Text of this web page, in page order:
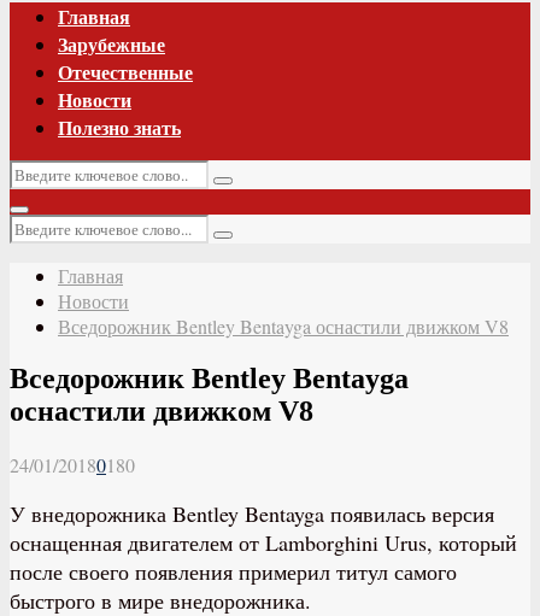
Главная
Зарубежные
Отечественные
Новости
Полезно знать
Искать:
Поиск
Основное
меню
Искать:
Поиск
Главная
Новости
Вседорожник Bentley Bentayga оснастили движком V8
Вседорожник Bentley Bentayga
оснастили движком V8
24/01/20180180
У внедорожника Bentley Bentayga появилась версия
оснащенная двигателем от Lamborghini Urus, который
после своего появления примерил титул самого
быстрого в мире внедорожника.